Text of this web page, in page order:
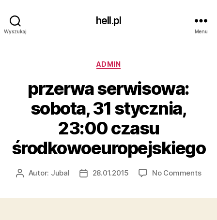
Wyszukaj
hell.pl
Menu
Kategorie
ADMIN
przerwa serwisowa:
sobota, 31 stycznia,
23:00 czasu
środkowoeuropejskiego
AutorAutor: Jubal
Data28.01.2015 No Commentson